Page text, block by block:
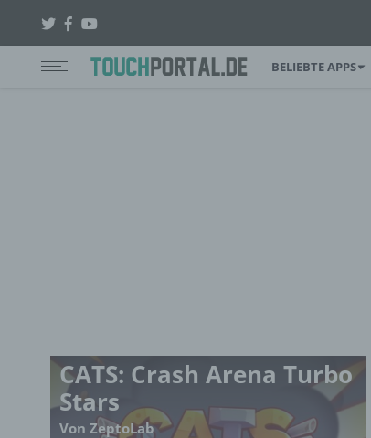
BELIEBTE APPS
CATS: Crash Arena Turbo
Stars
Von ZeptoLab